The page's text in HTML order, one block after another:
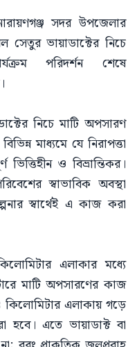
সদর উপজেলার
সেতুর ভায়াডাক্টের নিচে
পরিদর্শন শেষে
নিচে মাটি অপসারণ
মাধ্যমে যে নিরাপত্তা
ও বিভ্রান্তিকর।
স্বাভাবিক অবস্থা
স্বার্থেই এ কাজ করা
এলাকার মধ্যে
মাটি অপসারণের কাজ
এলাকায় গড়ে
এতে ভায়াডাক্ট বা